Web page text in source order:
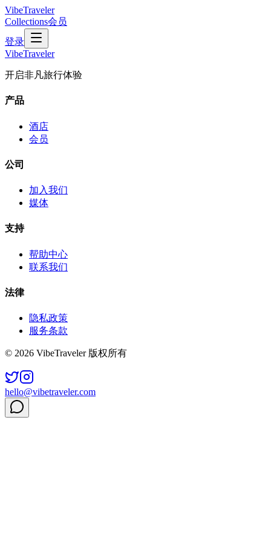
VibeTraveler
Collections会员
登录
VibeTraveler
开启非凡旅行体验
产品
酒店
会员
公司
加入我们
媒体
支持
帮助中心
联系我们
法律
隐私政策
服务条款
© 2026 VibeTraveler 版权所有
hello@vibetraveler.com